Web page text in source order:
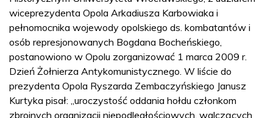
wiceprezydenta Opola Arkadiusza Karbowiaka i
pełnomocnika wojewody opolskiego ds. kombatantów i
osób represjonowanych Bogdana Bocheńskiego,
postanowiono w Opolu zorganizować 1 marca 2009 r.
Dzień Żołnierza Antykomunistycznego. W liście do
prezydenta Opola Ryszarda Zembaczyńskiego Janusz
Kurtyka pisał: „uroczystość oddania hołdu członkom
zbrojnych organizacji niepodległościowych, walczących